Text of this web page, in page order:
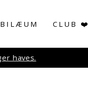
CLUB ❤️
haves.